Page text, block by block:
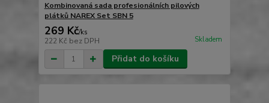
Kombinovaná sada profesionálních pilových
plátků NAREX Set SBN 5
269 Kč/ks
222 Kč bez DPH Skladem
Přidat do košíku